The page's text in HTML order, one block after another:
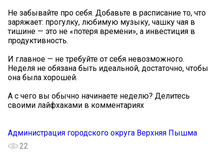
Не забывайте про себя. Добавьте в расписание то, что
заряжает: прогулку, любимую музыку, чашку чая в
тишине — это не «потеря времени», а инвестиция в
продуктивность.
И главное — не требуйте от себя невозможного.
Неделя не обязана быть идеальной, достаточно, чтобы
она была хорошей.
А с чего вы обычно начинаете неделю? Делитесь
своими лайфхаками в комментариях
Администрация городского округа Верхняя Пышма
22